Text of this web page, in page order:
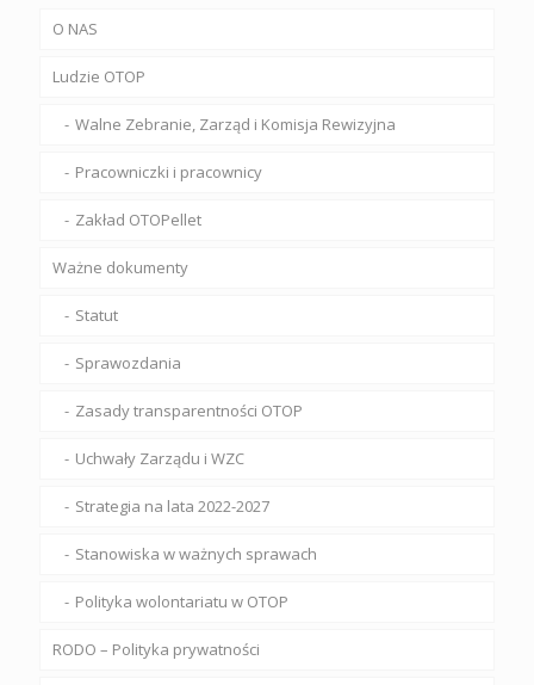
O NAS
Ludzie OTOP
Walne Zebranie, Zarząd i Komisja Rewizyjna
Pracowniczki i pracownicy
Zakład OTOPellet
Ważne dokumenty
Statut
Sprawozdania
Zasady transparentności OTOP
Uchwały Zarządu i WZC
Strategia na lata 2022-2027
Stanowiska w ważnych sprawach
Polityka wolontariatu w OTOP
RODO – Polityka prywatności